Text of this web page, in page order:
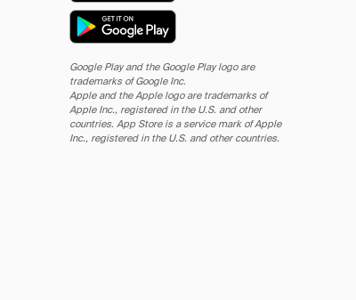
Google Play and the Google Play logo are
trademarks of Google Inc.
Apple and the Apple logo are trademarks of
Apple Inc., registered in the U.S. and other
countries. App Store is a service mark of Apple
Inc., registered in the U.S. and other countries.